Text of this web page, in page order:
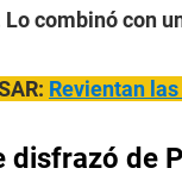
combinó con
Revientan
disfrazó de